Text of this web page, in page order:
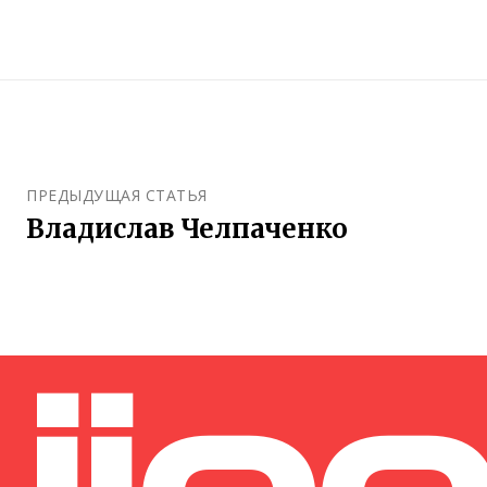
ПРЕДЫДУЩАЯ СТАТЬЯ
Владислав Челпаченко